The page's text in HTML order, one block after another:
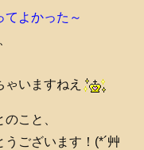
てよかった～
いますねえ
こと、
ございます！(*´艸